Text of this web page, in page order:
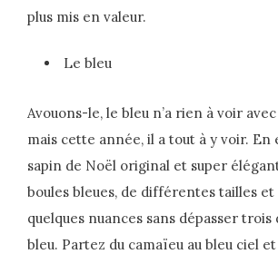
plus mis en valeur.
Le bleu
Avouons-le, le bleu n’a rien à voir
mais cette année, il a tout à y voir. En
sapin de Noël original et super
boules bleues, de différentes tailles et
quelques nuances sans dépasser trois
bleu. Partez du camaïeu au bleu ciel